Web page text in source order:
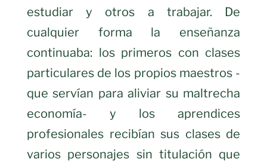
estudiar y otros a trabajar. De
cualquier forma la enseñanza
continuaba: los primeros con clases
particulares de los propios maestros -
que servían para aliviar su maltrecha
economía- y los aprendices
profesionales recibían sus clases de
varios personajes sin titulación que